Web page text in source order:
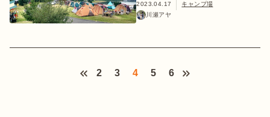
2023.04.17
キャンプ場
川瀬アヤ
2 3 4 5 6